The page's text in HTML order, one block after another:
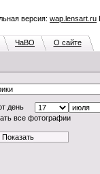
версия: wap.lensart.ru
ЧаВО О сайте
день
все фотографии